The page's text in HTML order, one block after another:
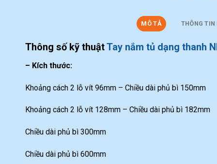
MÔ TẢ THÔNG TIN
Thông số kỹ thuậtTay nắm tủ dạng thanh
– Kích thước:
Khoảng cách 2 lỗ vít 96mm – Chiều dài phủ bì 150mm
Khoảng cách 2 lỗ vít 128mm – Chiều dài phủ bì 182mm
Chiều dài phủ bì 300mm
Chiều dài phủ bì 600mm